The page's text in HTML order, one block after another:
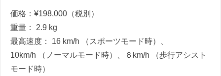
価格：​¥198,000（税別）
重量： 2.9 kg
最高速度： 16 km/h （スポーツモード時）、
10km/h （ノーマルモード時）、６km/h （歩行アシスト
モード時）